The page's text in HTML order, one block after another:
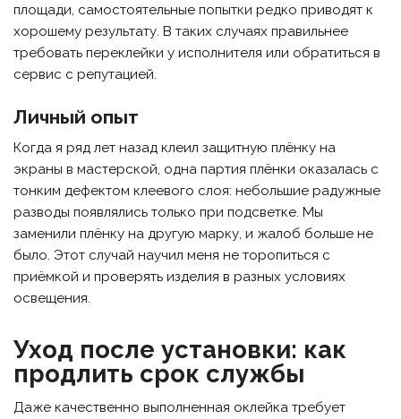
площади, самостоятельные попытки редко приводят к
хорошему результату. В таких случаях правильнее
требовать переклейки у исполнителя или обратиться в
сервис с репутацией.
Личный опыт
Когда я ряд лет назад клеил защитную плёнку на
экраны в мастерской, одна партия плёнки оказалась с
тонким дефектом клеевого слоя: небольшие радужные
разводы появлялись только при подсветке. Мы
заменили плёнку на другую марку, и жалоб больше не
было. Этот случай научил меня не торопиться с
приёмкой и проверять изделия в разных условиях
освещения.
Уход после установки: как
продлить срок службы
Даже качественно выполненная оклейка требует